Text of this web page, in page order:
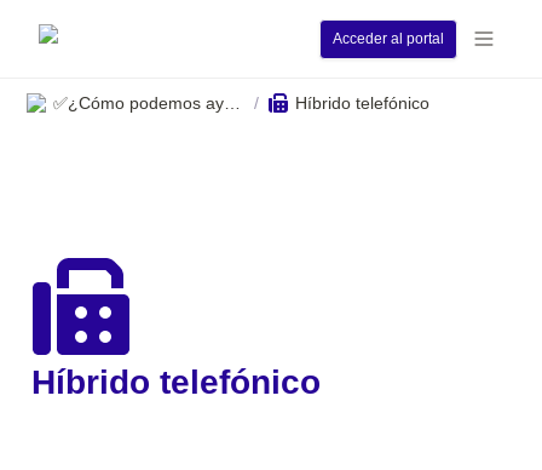
Acceder al portal
/ Híbrido telefónico
Híbrido telefónico